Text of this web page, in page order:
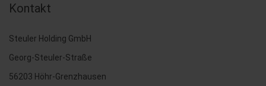
Kontakt
Steuler Holding GmbH
Georg-Steuler-Straße
56203 Höhr-Grenzhausen